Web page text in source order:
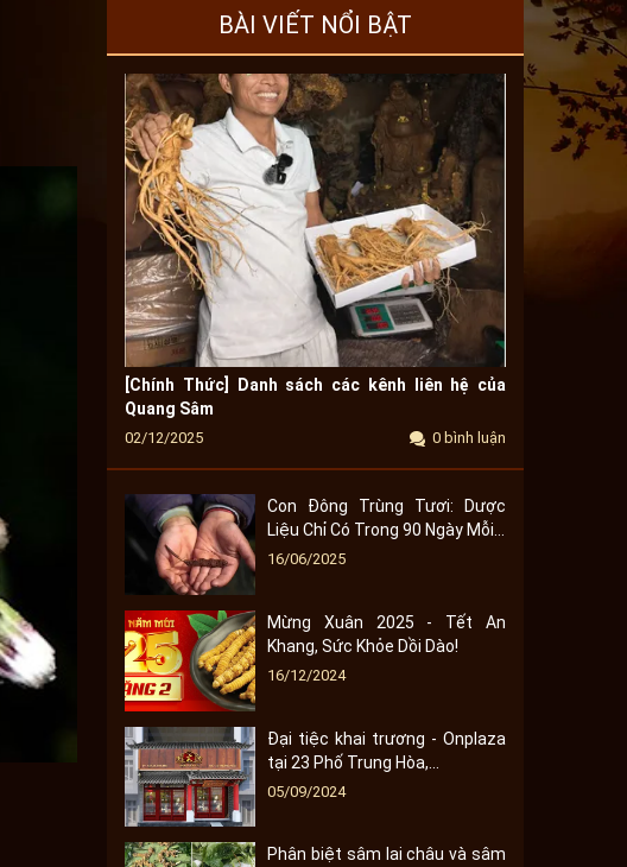
BÀI VIẾT NỔI BẬT
[Chính Thức] Danh sách các kênh liên hệ của
Quang Sâm
02/12/2025 0 bình luận
Con Đông Trùng Tươi: Dược
Liệu Chỉ Có Trong 90 Ngày Mỗi...
16/06/2025
Mừng Xuân 2025 - Tết An
Khang, Sức Khỏe Dồi Dào!
16/12/2024
Đại tiệc khai trương - Onplaza
tại 23 Phố Trung Hòa,...
05/09/2024
Phân biệt sâm lai châu và sâm